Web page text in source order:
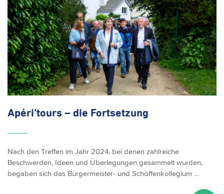
Apéri‘tours – die Fortsetzung
Nach den Treffen im Jahr 2024, bei denen zahlreiche
Beschwerden, Ideen und Überlegungen gesammelt wurden,
begaben sich das Bürgermeister- und Schöffenkollegium …